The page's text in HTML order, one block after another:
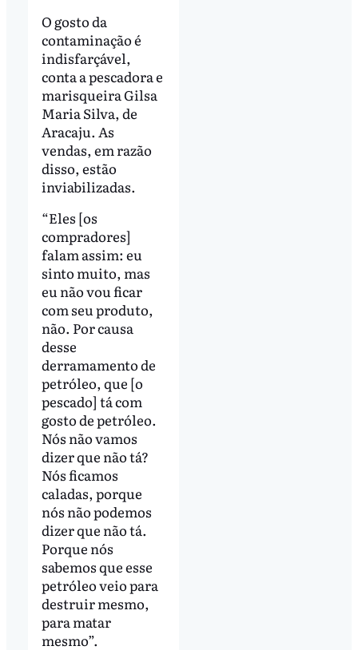
O gosto da
contaminação é
indisfarçável,
conta a pescadora e
marisqueira Gilsa
Maria Silva, de
Aracaju. As
vendas, em razão
disso, estão
inviabilizadas.
“Eles [os
compradores]
falam assim: eu
sinto muito, mas
eu não vou ficar
com seu produto,
não. Por causa
desse
derramamento de
petróleo, que [o
pescado] tá com
gosto de petróleo.
Nós não vamos
dizer que não tá?
Nós ficamos
caladas, porque
nós não podemos
dizer que não tá.
Porque nós
sabemos que esse
petróleo veio para
destruir mesmo,
para matar
mesmo”.